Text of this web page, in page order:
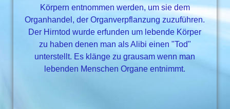
Körpern entnommen werden, um sie dem
Organhandel, der Organverpflanzung zuzuführen.
Der Hirntod wurde erfunden um lebende Körper
zu haben denen man als Alibi einen "Tod"
unterstellt. Es klänge zu grausam wenn man
lebenden Menschen Organe entnimmt.